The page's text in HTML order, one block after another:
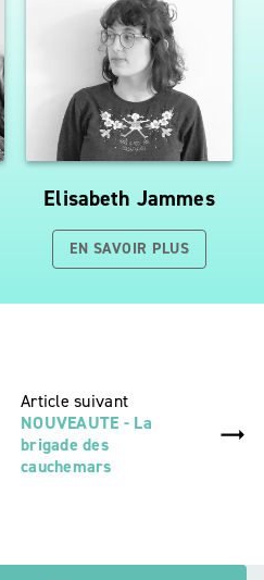
Elisabeth Jammes
EN SAVOIR PLUS
Article suivant
NOUVEAUTE - La
brigade des
cauchemars